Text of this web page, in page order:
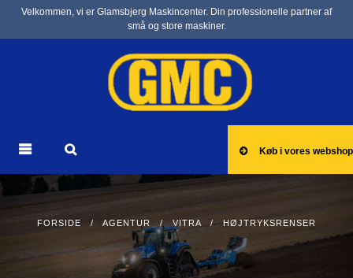
Velkommen, vi er Glamsbjerg Maskincenter. Din professionelle partner af
små og store maskiner.
Køb i vores webshop
FORSIDE / AGENTUR / VITRA / HØJTRYKSRENSER